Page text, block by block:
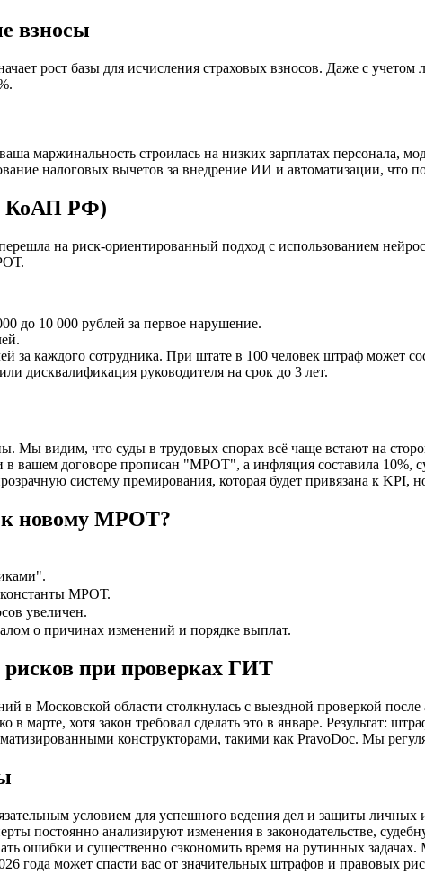
взносы
рост базы для исчисления страховых взносов. Даже с
маржинальность строилась на низких зарплатах персонала,
налоговых вычетов за внедрение ИИ и автоматизации, что
КоАП РФ)
на риск-ориентированный подход с использованием
до 10 000 рублей за первое нарушение.
за каждого сотрудника. При штате в 100 человек штраф может
дисквалификация руководителя на срок до 3 лет.
Мы видим, что суды в трудовых спорах всё чаще встают на
в вашем договоре прописан "МРОТ", а инфляция составила 10%,
систему премирования, которая будет привязана к
к новому МРОТ?
МРОТ.
увеличен.
о причинах изменений и порядке выплат.
при проверках ГИТ
в Московской области столкнулась с выездной проверкой
марте, хотя закон требовал сделать это в январе. Результат:
конструкторами, такими как PravoDoc. Мы
условием для успешного ведения дел и защиты
постоянно анализируют изменения в законодательстве,
ошибки и существенно сэкономить время на рутинных
года может спасти вас от значительных штрафов и правовых